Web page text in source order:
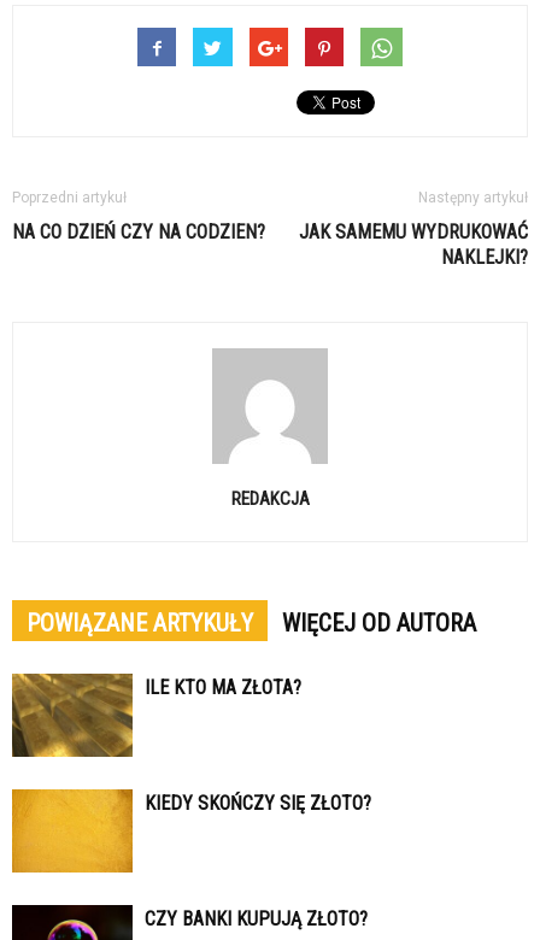
Poprzedni artykuł
NA CO DZIEŃ CZY NA CODZIEN?
Następny artykuł
JAK SAMEMU WYDRUKOWAĆ
NAKLEJKI?
REDAKCJA
POWIĄZANE ARTYKUŁY WIĘCEJ OD AUTORA
ILE KTO MA ZŁOTA?
KIEDY SKOŃCZY SIĘ ZŁOTO?
CZY BANKI KUPUJĄ ZŁOTO?